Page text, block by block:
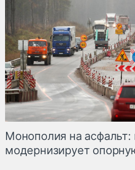
Монополия на асфальт:
модернизирует